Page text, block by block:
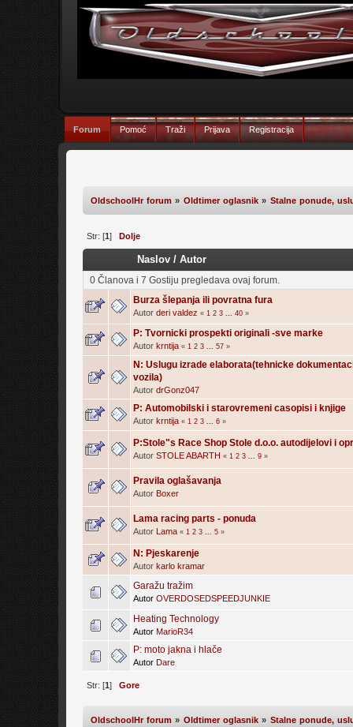
Forum Pomoć Traži Prijava Registracija
OldschoolHr forum» Oldtimer oglasnik» Stalne ponude,
Str: [1] Dolje
Naslov/ Autor
0 Članova i 7 Gostiju pregledava ovaj forum.
Burza šlepanja ili povratna fura
Autor deri valdez « 1 2 3 40»
P: Tvornicki prospekti originali -sve marke
Autor krntija « 1 2 3 57»
N: Uslugu izrade elaborata(tehnicke
vozila)
Autor drGonz047
P: Automobilski i starovremeni casopisi i knjige
Autor krntija « 1 2 3 6»
P:Stole"s Race Shop Stole d.o.o. autodijelovi i
Autor STOLE ABARTH « 1 2 3 9»
Pravila oglašavanja
Autor Boxer
Lama racing parts - ponuda
Autor Lama « 1 2 3 5»
N: Pjeskarenje
Autor karlo kramar
Garažu tražim
Autor OVERDOSEDSPEEDJUNKIE
Heating Technology
Autor MarioR34
P: moto jakna i hlače
Autor Dare
Str: [1] Gore
OldschoolHr forum» Oldtimer oglasnik» Stalne ponude,